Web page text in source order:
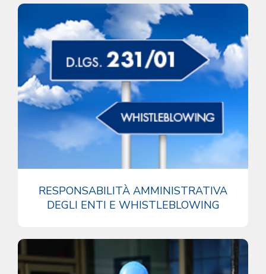
RESPONSABILITÀ AMMINISTRATIVA
DEGLI ENTI E WHISTLEBLOWING